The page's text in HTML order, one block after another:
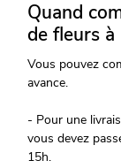
Quand
de fleurs à
Vous pouvez
avance.
- Pour une
vous devez
15h.